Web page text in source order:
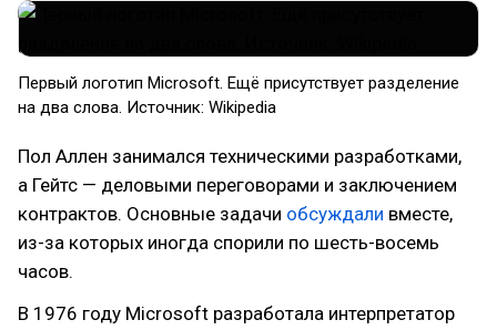
Первый логотип Microsoft. Ещё присутствует разделение
на два слова. Источник: Wikipedia
Пол Аллен занимался техническими разработками,
а Гейтс — деловыми переговорами и заключением
контрактов. Основные задачи обсуждали вместе,
из-за которых иногда спорили по шесть-восемь
часов.
В 1976 году Microsoft разработала интерпретатор